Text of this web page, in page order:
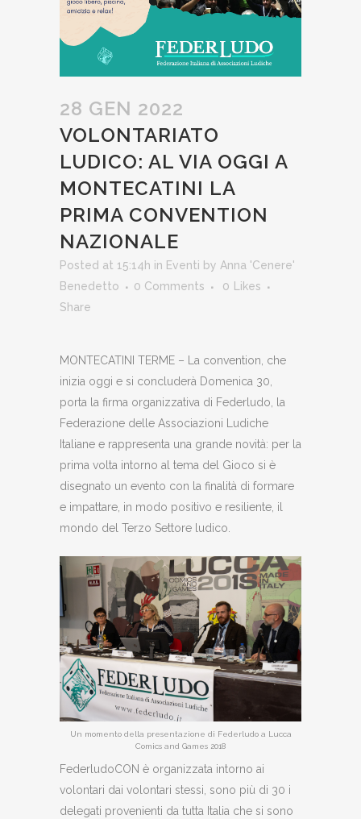
28 GEN 2022
VOLONTARIATO
LUDICO: AL VIA OGGI A
MONTECATINI LA
PRIMA CONVENTION
NAZIONALE
Posted at 15:14h in Eventi by Anna 'Cenere'
Benedetto
0 Comments 0
Likes
Share
MONTECATINI TERME – La convention, che
inizia oggi e si concluderà Domenica 30,
porta la firma organizzativa di Federludo, la
Federazione delle Associazioni Ludiche
Italiane e rappresenta una grande novità: per la
prima volta intorno al tema del Gioco si è
disegnato un evento con la finalità di formare
e impattare, in modo positivo e resiliente, il
mondo del Terzo Settore ludico.
Un momento della presentazione di Federludo a Lucca
Comics and Games 2018
FederludoCON è organizzata intorno ai
volontari dai volontari stessi, sono più di 30 i
delegati provenienti da tutta Italia che si sono